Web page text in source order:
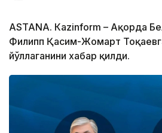
ASTANА. Кazinform – Ақорда
Филипп Қасим-Жомарт
йўллаганини хабар қилди.